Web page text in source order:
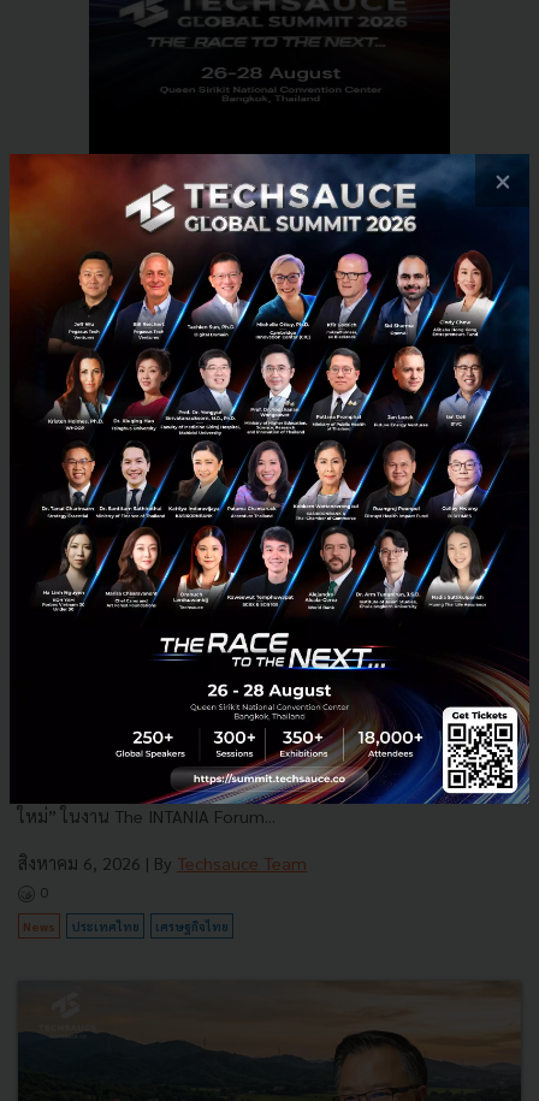
RELATED ARTICLE
3 เรื่องที่ประเทศไทยต้อง Focus สร้างคน–นวัตกรรม–ปฏิรูป
ระบบราชการ เพื่อยกระดับขีดความสามารถประเทศ
นายอนุทิน ชาญวีรกูล นายกรัฐมนตรีและรัฐมนตรีว่าการกระทรวง
มหาดไทย กล่าวปาฐกถาพิเศษในหัวข้อ “ฝ่าวิกฤติ รับมือระเบียบโลก
ใหม่” ในงาน The INTANIA Forum...
สิงหาคม 6, 2026 | By Techsauce Team
0
News ประเทศไทย เศรษฐกิจไทย
×